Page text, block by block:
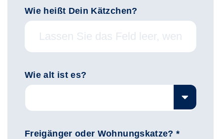
Wie heißt Dein Kätzchen?
Wie alt ist es?
Freigänger oder Wohnungskatze? *